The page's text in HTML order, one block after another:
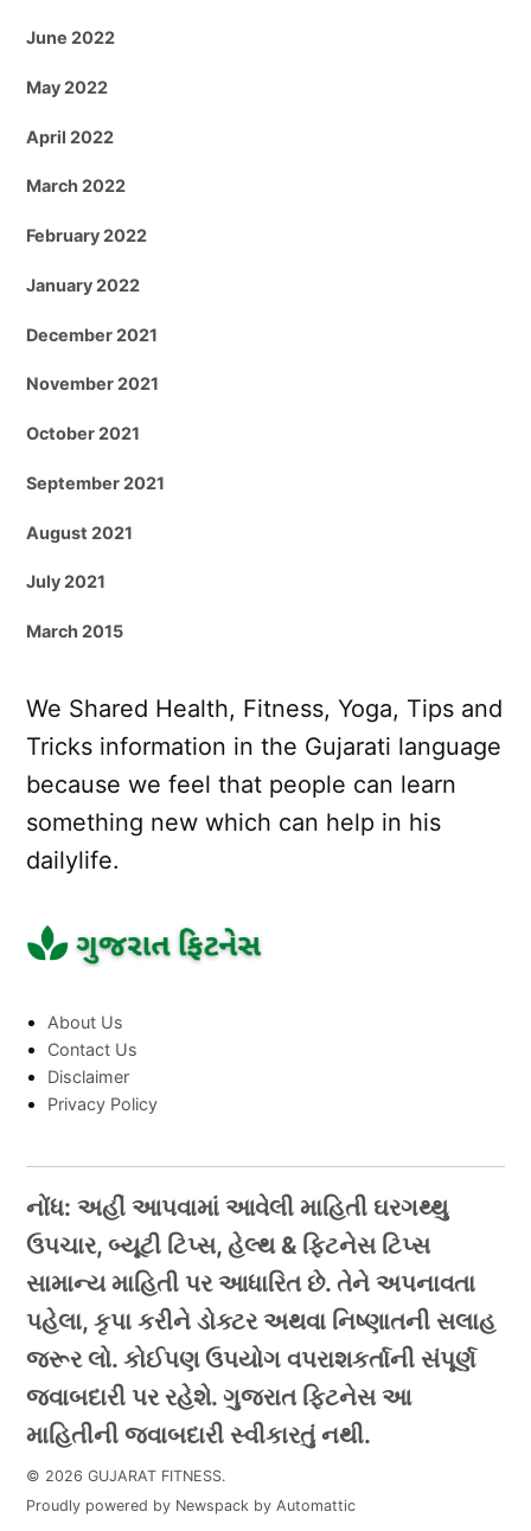
June 2022
May 2022
April 2022
March 2022
February 2022
January 2022
December 2021
November 2021
October 2021
September 2021
August 2021
July 2021
March 2015
We Shared Health, Fitness, Yoga, Tips and
Tricks information in the Gujarati language
because we feel that people can learn
something new which can help in his
dailylife.
About Us
Contact Us
Disclaimer
Privacy Policy
નોંધ: અહીં આપવામાં આવેલી માહિતી ઘરગથ્થુ
ઉપચાર, બ્યૂટી ટિપ્સ, હેલ્થ & ફિટનેસ ટિપ્સ
સામાન્ય માહિતી પર આધારિત છે. તેને અપનાવતા
પહેલા, કૃપા કરીને ડોક્ટર અથવા નિષ્ણાતની સલાહ
જરૂર લો. કોઈપણ ઉપયોગ વપરાશકર્તાની સંપૂર્ણ
જવાબદારી પર રહેશે. ગુજરાત ફિટનેસ આ
માહિતીની જવાબદારી સ્વીકારતું નથી.
© 2026 GUJARAT FITNESS.
Proudly powered by Newspack by Automattic